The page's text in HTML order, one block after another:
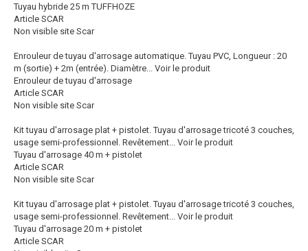
Tuyau hybride 25 m TUFFHOZE
Article SCAR
Non visible site Scar
Enrouleur de tuyau d'arrosage automatique. Tuyau PVC, Longueur : 20
m (sortie) + 2m (entrée). Diamètre...
Voir le produit
Enrouleur de tuyau d'arrosage
Article SCAR
Non visible site Scar
Kit tuyau d'arrosage plat + pistolet. Tuyau d'arrosage tricoté 3 couches,
usage semi-professionnel. Revêtement...
Voir le produit
Tuyau d'arrosage 40 m + pistolet
Article SCAR
Non visible site Scar
Kit tuyau d'arrosage plat + pistolet. Tuyau d'arrosage tricoté 3 couches,
usage semi-professionnel. Revêtement...
Voir le produit
Tuyau d'arrosage 20 m + pistolet
Article SCAR